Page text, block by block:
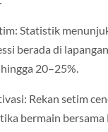
Statistik
berada di
20–25%.
Rekan setim
bermain bersama